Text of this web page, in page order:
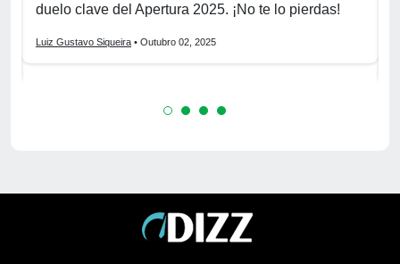
duelo clave del Apertura 2025. ¡No te lo pierdas!
Luiz Gustavo Siqueira • Outubro 02, 2025